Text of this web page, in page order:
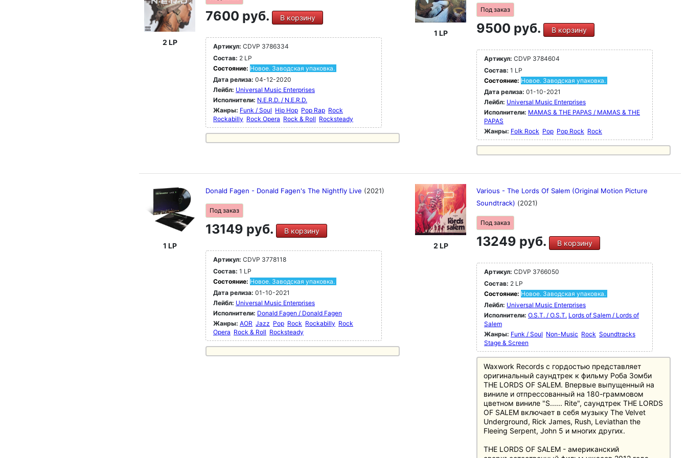
2 LP
7600 руб. В корзину
Артикул: CDVP 3786334
Состав: 2 LP
Состояние: Новое. Заводская упаковка.
Дата релиза: 04-12-2020
Лейбл: Universal Music Enterprises
Исполнители: N.E.R.D. / N.E.R.D.
Жанры: Funk / Soul Hip Hop Pop Rap Rock
Rockabilly Rock Opera Rock & Roll Rocksteady
1 LP
Под заказ
9500 руб. В корзину
Артикул: CDVP 3784604
Состав: 1 LP
Состояние: Новое. Заводская упаковка.
Дата релиза: 01-10-2021
Лейбл: Universal Music Enterprises
Исполнители: MAMAS & THE PAPAS / MAMAS & THE
PAPAS
Жанры: Folk Rock Pop Pop Rock Rock
1 LP
Donald Fagen - Donald Fagen's The Nightfly Live (2021)
Под заказ
13149 руб. В корзину
Артикул: CDVP 3778118
Состав: 1 LP
Состояние: Новое. Заводская упаковка.
Дата релиза: 01-10-2021
Лейбл: Universal Music Enterprises
Исполнители: Donald Fagen / Donald Fagen
Жанры: AOR Jazz Pop Rock Rockabilly Rock
Opera Rock & Roll Rocksteady
2 LP
Various - The Lords Of Salem (Original Motion Picture
Soundtrack) (2021)
Под заказ
13249 руб. В корзину
Артикул: CDVP 3766050
Состав: 2 LP
Состояние: Новое. Заводская упаковка.
Лейбл: Universal Music Enterprises
Исполнители: O.S.T. / O.S.T. Lords of Salem / Lords of
Salem
Жанры: Funk / Soul Non-Music Rock Soundtracks
Stage & Screen
Waxwork Records с гордостью представляет
оригинальный саундтрек к фильму Роба Зомби
THE LORDS OF SALEM. Впервые выпущенный на
виниле и отпрессованный на 180-граммовом
цветном виниле "S...... Rite", саундтрек THE LORDS
OF SALEM включает в себя музыку The Velvet
Underground, Rick James, Rush, Leviathan the
Fleeing Serpent, John 5 и многих других.
THE LORDS OF SALEM - американский